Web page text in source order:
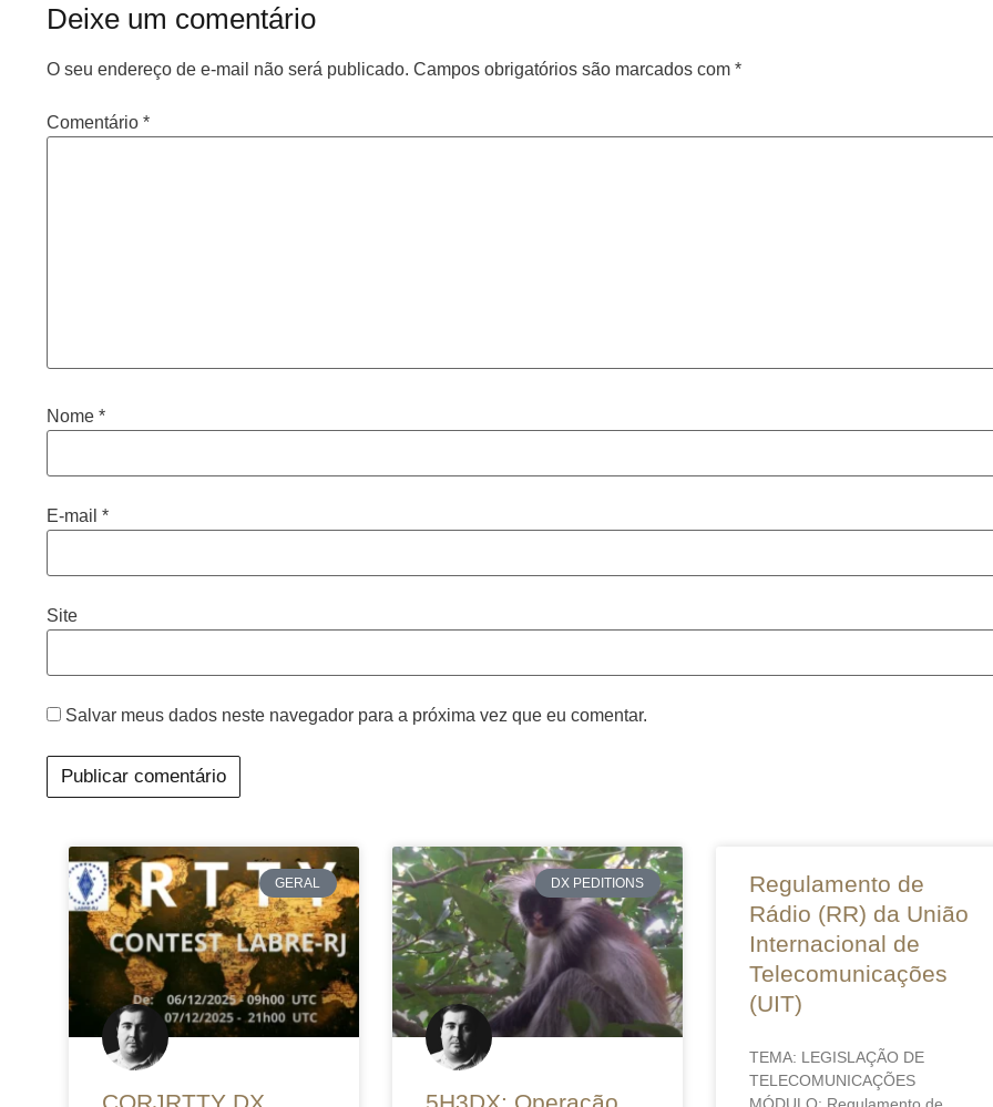
Deixe um comentário
O seu endereço de e-mail não será publicado. Campos obrigatórios são marcados com *
Comentário *
Nome *
E-mail *
Site
Salvar meus dados neste navegador para a próxima vez que eu comentar.
GERAL DX PEDITIONS
Regulamento de
Rádio (RR) da União
Internacional de
Telecomunicações
(UIT)
TEMA: LEGISLAÇÃO DE
TELECOMUNICAÇÕES
MÓDULO: Regulamento de